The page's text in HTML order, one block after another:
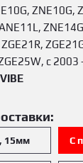
ZNE10G,
с 2003
15мм С